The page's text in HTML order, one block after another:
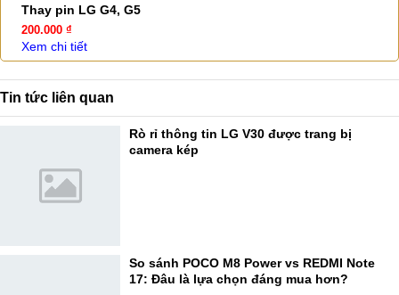
Thay pin LG G4, G5
200.000 ₫
Xem chi tiết
Tin tức liên quan
Rò rỉ thông tin LG V30 được trang bị
camera kép
So sánh POCO M8 Power vs REDMI Note
17: Đâu là lựa chọn đáng mua hơn?